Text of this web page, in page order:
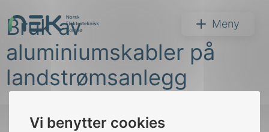
Vi benytter cookies
til
innhold
NEK Meny
Søk
Bruk av
aluminiumskabler på
landstrømsanlegg